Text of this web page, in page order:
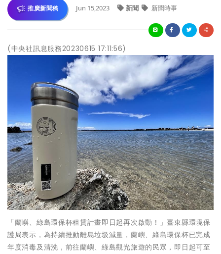
推廣新聞稿 Jun 15,2023 新聞 新聞時事
(中央社訊息服務20230615 17:11:56)
「蘭嶼、綠島環保杯租賃計畫即日起再次啟動！」臺東縣環境保
護局表示，為持續推動離島垃圾減量，蘭嶼、綠島環保杯已完成
年度消毒及清洗，前往蘭嶼、綠島觀光旅遊的民眾，即日起可至